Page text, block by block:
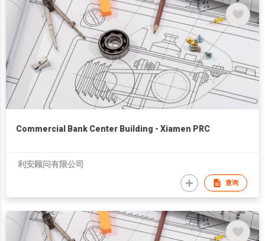
Commercial Bank Center Building - Xiamen PRC
利安顾问有限公司
查询